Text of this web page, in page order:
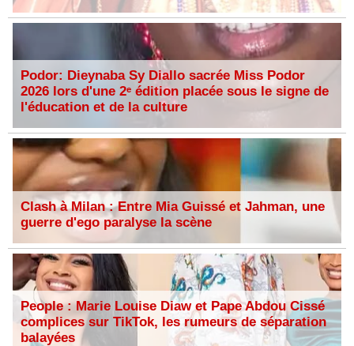
Podor: Dieynaba Sy Diallo sacrée Miss Podor
2026 lors d'une 2ᵉ édition placée sous le signe de
l'éducation et de la culture
Clash à Milan : Entre Mia Guissé et Jahman, une
guerre d'ego paralyse la scène
People : Marie Louise Diaw et Pape Abdou Cissé
complices sur TikTok, les rumeurs de séparation
balayées